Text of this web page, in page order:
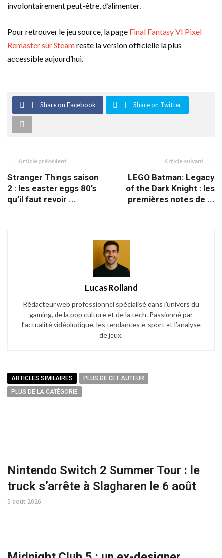
involontairement peut-être, d’alimenter.
Pour retrouver le jeu source, la page Final Fantasy VI Pixel
Remaster sur Steamreste la version officielle la plus
accessible aujourd’hui.
Share on Facebook Share on Twitter
Article précédent
Stranger Things saison
2 : les easter eggs 80’s
qu’il faut revoir ...
Article suivant
LEGO Batman: Legacy
of the Dark Knight : les
premières notes de ...
Lucas Rolland
Rédacteur web professionnel spécialisé dans l’univers du
gaming, de la pop culture et de la tech. Passionné par
l’actualité vidéoludique, les tendances e-sport et l’analyse
de jeux.
ARTICLES SIMILAIRES
PLUS DE CET AUTEUR
PLUS DE LA CATÉGORIE
Nintendo Switch 2 Summer Tour : le
truck s’arrête à Slagharen le 6 août
5 août 2026